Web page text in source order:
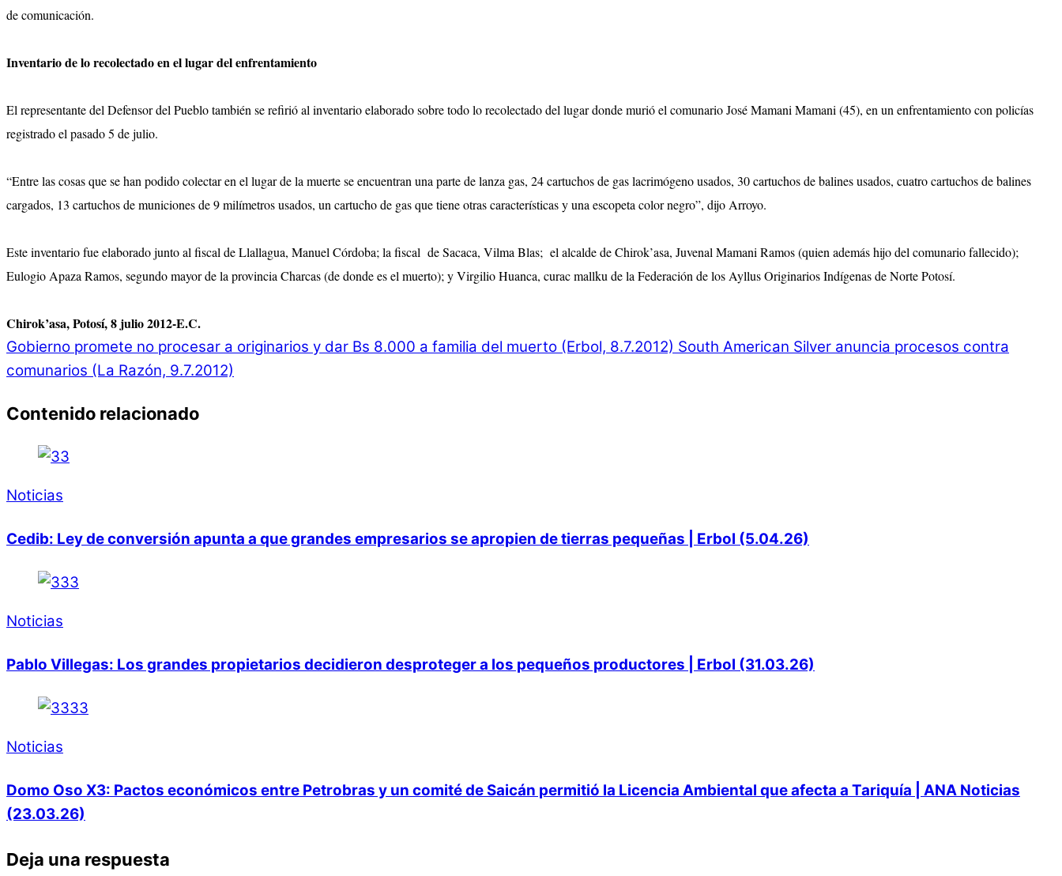
de comunicación.
Inventario de lo recolectado en el lugar del enfrentamiento
El representante del Defensor del Pueblo también se refirió al inventario elaborado sobre todo lo recolectado del lugar donde murió el comunario José Mamani Mamani (45), en un enfrentamiento con policías
registrado el pasado 5 de julio.
“Entre las cosas que se han podido colectar en el lugar de la muerte se encuentran una parte de lanza gas, 24 cartuchos de gas lacrimógeno usados, 30 cartuchos de balines usados, cuatro cartuchos de balines
cargados, 13 cartuchos de municiones de 9 milímetros usados, un cartucho de gas que tiene otras características y una escopeta color negro”, dijo Arroyo.
Este inventario fue elaborado junto al fiscal de Llallagua, Manuel Córdoba; la fiscal de Sacaca, Vilma Blas; el alcalde de Chirok’asa, Juvenal Mamani Ramos (quien además hijo del comunario fallecido);
Eulogio Apaza Ramos, segundo mayor de la provincia Charcas (de donde es el muerto); y Virgilio Huanca, curac mallku de la Federación de los Ayllus Originarios Indígenas de Norte Potosí.
Chirok’asa, Potosí, 8 julio 2012-E.C.
Gobierno promete no procesar a originarios y dar Bs 8.000 a familia del muerto (Erbol, 8.7.2012) South American Silver anuncia procesos contra
comunarios (La Razón, 9.7.2012)
Contenido relacionado
Noticias
Cedib: Ley de conversión apunta a que grandes empresarios se apropien de tierras pequeñas | Erbol (5.04.26)
Noticias
Pablo Villegas: Los grandes propietarios decidieron desproteger a los pequeños productores | Erbol (31.03.26)
Noticias
Domo Oso X3: Pactos económicos entre Petrobras y un comité de Saicán permitió la Licencia Ambiental que afecta a Tariquía | ANA Noticias
(23.03.26)
Deja una respuesta